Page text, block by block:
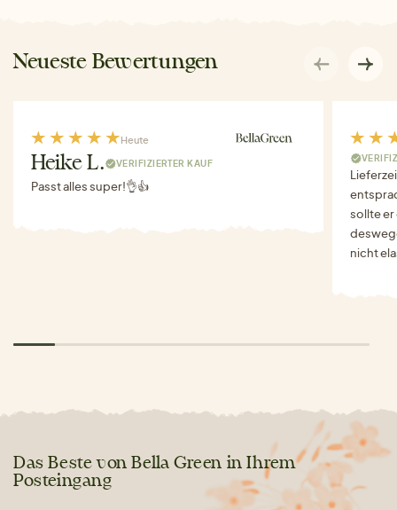
Neueste Bewertungen
Heute
Heike L. VERIFIZIERTER KAUF
Passt alles super!👌👍
sollte er
nicht
Das Beste von Bella Green in Ihrem
Posteingang